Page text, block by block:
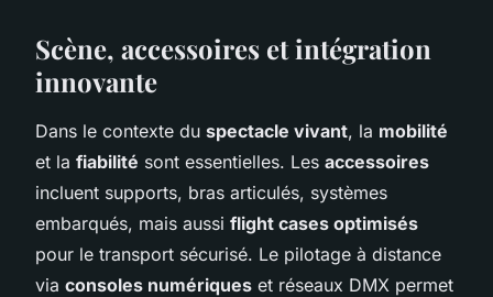
Scène, accessoires et intégration
innovante
Dans le contexte du spectacle vivant, la mobilité
et la fiabilité sont essentielles. Les accessoires
incluent supports, bras articulés, systèmes
embarqués, mais aussi flight cases optimisés
pour le transport sécurisé. Le pilotage à distance
via consoles numériques et réseaux DMX permet